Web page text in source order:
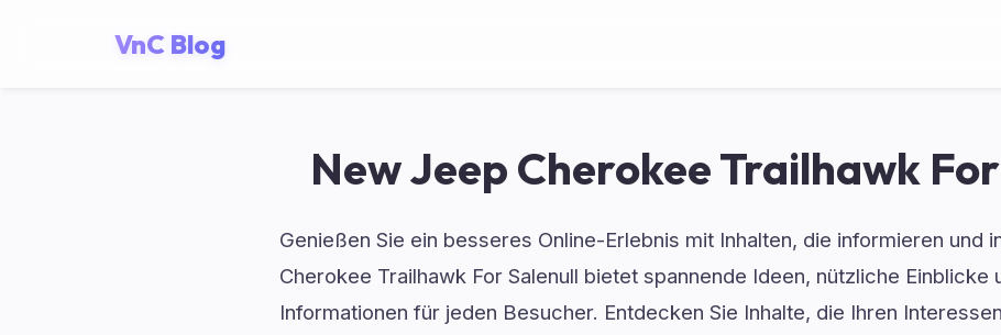
VnC Blog
New Jeep Cherokee Trailhawk
Genießen Sie ein besseres Online-Erlebnis mit Inhalten, die informieren und
Cherokee Trailhawk For Salenull bietet spannende Ideen, nützliche Einblicke
Informationen für jeden Besucher. Entdecken Sie Inhalte, die Ihren